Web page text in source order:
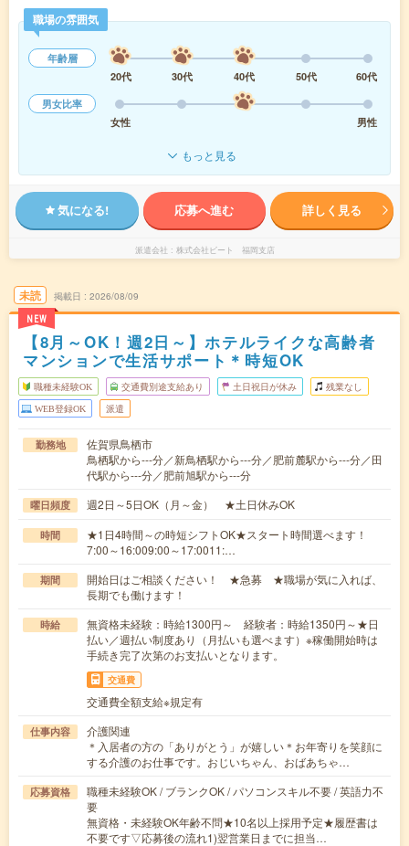
職場の雰囲気
年齢層
20代
30代 40代 50代
60代
男女比率
女性
男性
もっと見る
気になる! 応募へ進む 詳しく見る
派遣会社 株式会社ビート 福岡支店
未読
NEW
掲載日 2026/08/09
【8月～OK！週2日～】ホテルライクな高齢者
マンションで生活サポート＊時短OK
職種未経験OK 交通費別途支給あり 土日祝日が休み 残業なし
WEB登録OK 派遣
勤務地
佐賀県鳥栖市
鳥栖駅から---分／新鳥栖駅から---分／肥前麓駅から---分／田
代駅から---分／肥前旭駅から---分
曜日頻度 週2日～5日OK（月～金） ★土日休みOK
時間
★1日4時間～の時短シフトOK★スタート時間選べます！
7:00～16:009:00～17:0011:…
期間
開始日はご相談ください！ ★急募 ★職場が気に入れば、
長期でも働けます！
時給
無資格未経験：時給1300円～ 経験者：時給1350円～★日
払い／週払い制度あり（月払いも選べます）※稼働開始時は
手続き完了次第のお支払いとなります。
交通費
交通費全額支給※規定有
仕事内容
介護関連
＊入居者の方の「ありがとう」が嬉しい＊お年寄りを笑顔に
する介護のお仕事です。おじいちゃん、おばあちゃ…
応募資格
職種未経験OK / ブランクOK / パソコンスキル不要 / 英語力不
要
無資格・未経験OK年齢不問★10名以上採用予定★履歴書は
不要です▽応募後の流れ1)翌営業日までに担当…